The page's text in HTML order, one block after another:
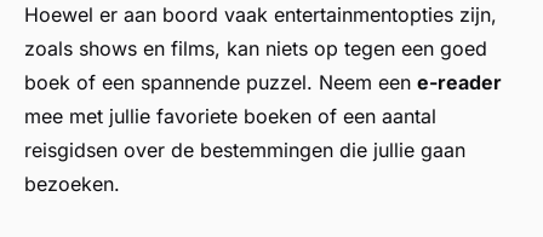
Hoewel er aan boord vaak entertainmentopties zijn,
zoals shows en films, kan niets op tegen een goed
boek of een spannende puzzel. Neem een e-reader
mee met jullie favoriete boeken of een aantal
reisgidsen over de bestemmingen die jullie gaan
bezoeken.